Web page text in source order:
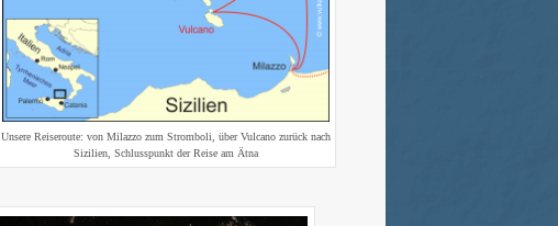
Unsere Reiseroute: von Milazzo zum Stromboli, über Vulcano zurück nach
Sizilien, Schlusspunkt der Reise am Ätna